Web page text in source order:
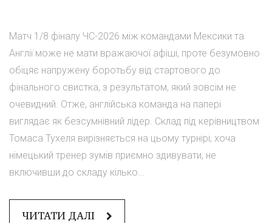
Матч 1/8 фіналу ЧС-2026 між командами Мексики та
Англії може не мати вражаючої афіші, проте безумовно
обіцяє напружену боротьбу від стартового до
фінального свистка, з результатом, який зовсім не
очевидний. Отже, англійська команда на папері
виглядає як безсумнівний лідер. Склад під керівництвом
Томаса Тухеля вирізняється на цьому турнірі, хоча
німецький тренер зумів приємно здивувати, не
включивши до складу кілько...
ЧИТАТИ ДАЛІ